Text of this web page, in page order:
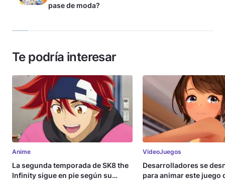
pase de moda?
Te podría interesar
Anime
La segunda temporada de SK8 the
Infinity sigue en pie según su
VideoJuegos
Desarrolladores se
para animar este juego